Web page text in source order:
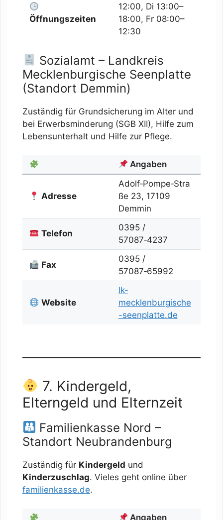
Öffnungszeiten
12:00, Di 13:00–
18:00, Fr 08:00–
12:30
Sozialamt – Landkreis
Mecklenburgische Seenplatte
(Standort Demmin)
Zuständig für Grundsicherung im Alter und
bei Erwerbsminderung (SGB XII), Hilfe zum
Lebensunterhalt und Hilfe zur Pflege.
Angaben
Adresse
Adolf‑Pompe‑Stra
ße 23, 17109
Demmin
Telefon
0395 /
57087‑4237
Fax
0395 /
57087‑65992
Website
lk-
mecklenburgische
-seenplatte.de
7. Kindergeld,
Elterngeld und Elternzeit
Familienkasse Nord –
Standort Neubrandenburg
Zuständig für Kindergeld und
Kinderzuschlag. Vieles geht online über
familienkasse.de.
Angaben